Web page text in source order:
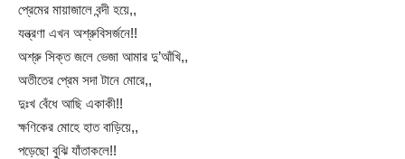
প্রেমের মায়াজালে বন্দী হয়ে,,
যন্ত্রণা এখন অশ্রুবিসর্জনে!!
অশ্রু সিক্ত জলে ভেজা আমার দু’আঁখি,,
অতীতের প্রেম সদা টানে মোরে,,
দুঃখ বেঁধে আছি একাকী!!
ক্ষণিকের মোহে হাত বাড়িয়ে,,
পড়েছো বুঝি যাঁতাকলে!!